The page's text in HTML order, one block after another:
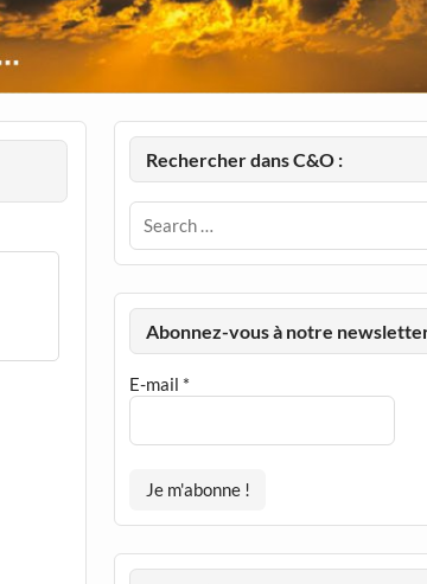
Rechercher dans C&O :
Abonnez-vous à notre
E-mail *